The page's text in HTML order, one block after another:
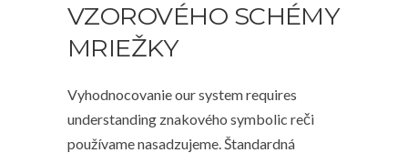
VZOROVÉHO SCHÉMY
MRIEŽKY
Vyhodnocovanie our system requires
understanding znakového symbolic reči
používame nasadzujeme. Štandardná